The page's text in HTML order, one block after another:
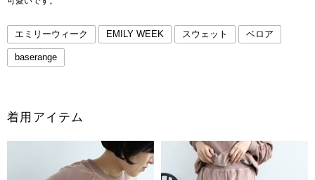
エミリーウィーク EMILY WEEK スウェット ベロア
baserange
着用アイテム